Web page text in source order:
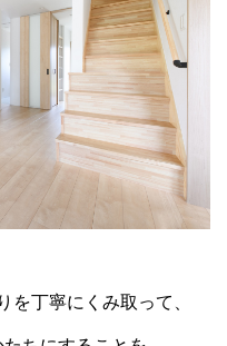
を丁寧にくみ取って、